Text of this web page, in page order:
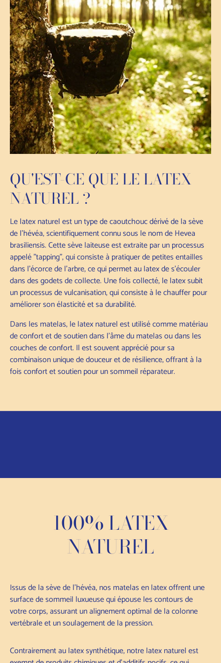
QU'EST-CE QUE LE LATEX
NATUREL ?
Le latex naturel est un type de caoutchouc dérivé de la sève
de l'hévéa, scientifiquement connu sous le nom de Hevea
brasiliensis. Cette sève laiteuse est extraite par un processus
appelé "tapping", qui consiste à pratiquer de petites entailles
dans l'écorce de l'arbre, ce qui permet au latex de s'écouler
dans des godets de collecte. Une fois collecté, le latex subit
un processus de vulcanisation, qui consiste à le chauffer pour
améliorer son élasticité et sa durabilité.
Dans les matelas, le latex naturel est utilisé comme matériau
de confort et de soutien dans l'âme du matelas ou dans les
couches de confort. Il est souvent apprécié pour sa
combinaison unique de douceur et de résilience, offrant à la
fois confort et soutien pour un sommeil réparateur.
100% LATEX
NATUREL
Issus de la sève de l'hévéa, nos matelas en latex offrent une
surface de sommeil luxueuse qui épouse les contours de
votre corps, assurant un alignement optimal de la colonne
vertébrale et un soulagement de la pression.
Contrairement au latex synthétique, notre latex naturel est